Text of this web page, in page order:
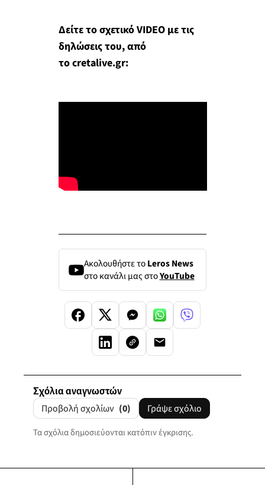
Δείτε το σχετικό VIDEO με τις
δηλώσεις του, από
το cretalive.gr:
Ακολουθήστε τοLeros News
στο κανάλι μας στοYouTube
Σχόλια αναγνωστών
Προβολή σχολίων (0) Γράψε σχόλιο
Τα σχόλια δημοσιεύονται κατόπιν έγκρισης.